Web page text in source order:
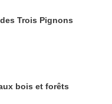
Trois Pignons
bois et forêts